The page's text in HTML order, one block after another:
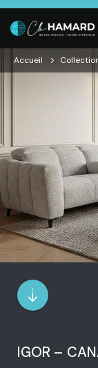
Accueil
IGOR –